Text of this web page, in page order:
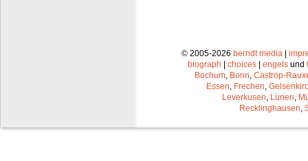
© 2005-2026 berndt media |
biograph | choices | engels und
Bochum Bonn Castrop-
Essen Frechen
Leverkusen Lünen
Recklinghausen